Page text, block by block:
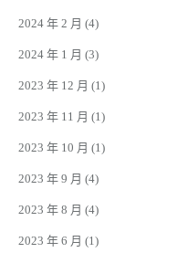
2024 年 2 月 (4)
2024 年 1 月 (3)
2023 年 12 月 (1)
2023 年 11 月 (1)
2023 年 10 月 (1)
2023 年 9 月 (4)
2023 年 8 月 (4)
2023 年 6 月 (1)